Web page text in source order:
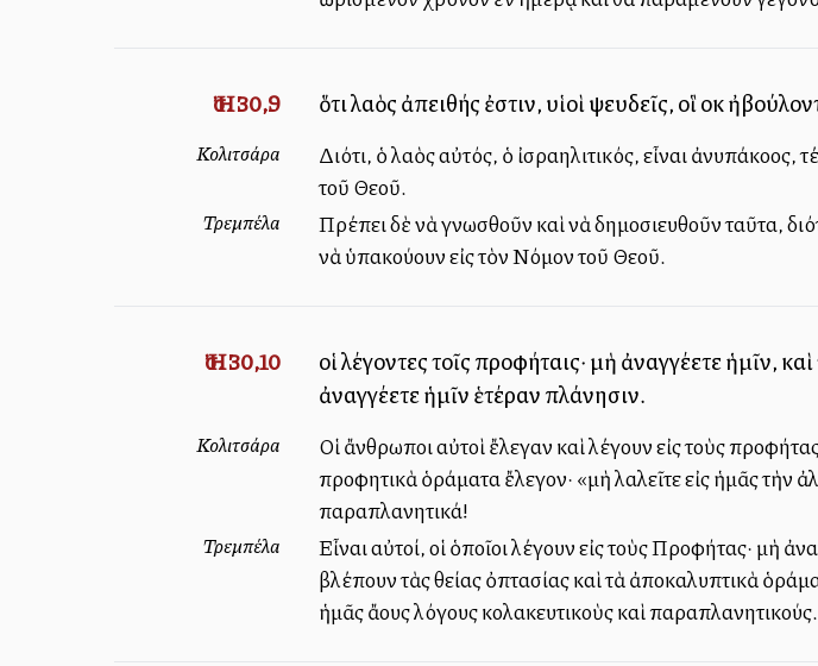
Ἠσ. 30,9 ὅτι λαὸς ἀπειθής ἐστιν, υἱοὶ ψευδεῖς, οἳ οὐκ
Κολιτσάρα
Διότι, ὁ λαὸς αὐτός, ὁ ἰσραηλιτικός, εἶναι
τοῦ Θεοῦ.
Τρεμπέλα
Πρέπει δὲ νὰ γνωσθοῦν καὶ νὰ δημοσιευθοῦν ταῦτα,
νὰ ὑπακούουν εἰς τὸν Νόμον τοῦ Θεοῦ.
Ἠσ. 30,10
οἱ λέγοντες τοῖς προφήταις· μὴ ἀναγγέλλετε ἡμῖν,
ἀναγγέλλετε ἡμῖν ἑτέραν πλάνησιν.
Κολιτσάρα
Οἱ ἄνθρωποι αὐτοὶ ἔλεγαν καὶ λέγουν εἰς τοὺς
προφητικὰ ὁράματα ἔλεγον· «μὴ λαλεῖτε εἰς ἡμᾶς τὴν
παραπλανητικά!
Τρεμπέλα
Εἶναι αὐτοί, οἱ ὁποῖοι λέγουν εἰς τοὺς Προφήτας· μὴ
βλέπουν τὰς θείας ὀπτασίας καὶ τὰ ἀποκαλυπτικὰ
ἡμᾶς ἄλλους λόγους κολακευτικοὺς καὶ παραπλανητικούς.